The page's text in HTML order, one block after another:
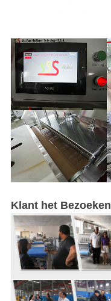
Klant het Bezoeken